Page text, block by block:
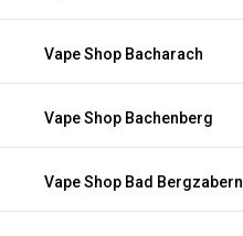
Vape Shop Bacharach
Vape Shop Bachenberg
Vape Shop Bad Bergzabern